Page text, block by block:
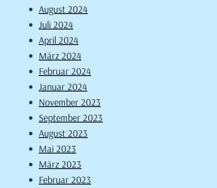
August 2024
Juli 2024
April 2024
März 2024
Februar 2024
Januar 2024
November 2023
September 2023
August 2023
Mai 2023
März 2023
Februar 2023